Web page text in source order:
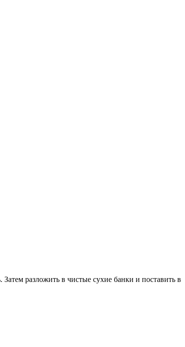
разложить в чистые сухие банки и поставить в